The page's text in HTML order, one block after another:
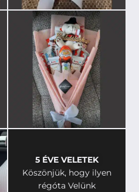
5 ÉVE VELETEK
Köszönjük, hogy ilyen
régóta Velünk